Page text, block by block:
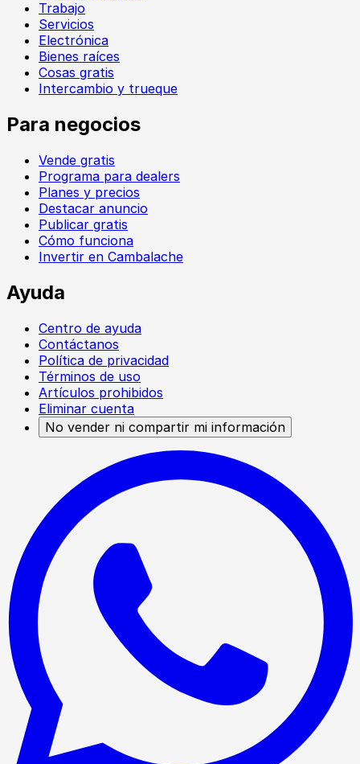
Trabajo
Servicios
Electrónica
Bienes raíces
Cosas gratis
Intercambio y trueque
Para negocios
Vende gratis
Programa para dealers
Planes y precios
Destacar anuncio
Publicar gratis
Cómo funciona
Invertir en Cambalache
Ayuda
Centro de ayuda
Contáctanos
Política de privacidad
Términos de uso
Artículos prohibidos
Eliminar cuenta
No vender ni compartir mi información